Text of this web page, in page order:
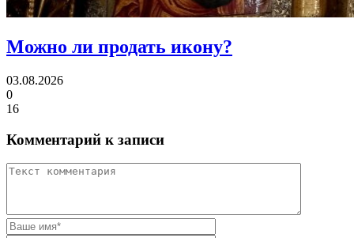
Можно ли продать икону?
03.08.2026
0
16
Комментарий к записи